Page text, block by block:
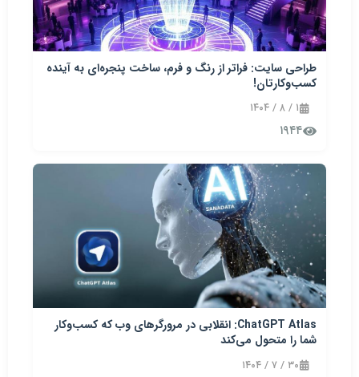
طراحی سایت: فراتر از رنگ و فرم، ساخت پنجره‌ای به آینده
کسب‌وکارتان!
۱ / ۸ / ۱۴۰۴
۱۹۴۴
ChatGPT Atlas: انقلابی در مرورگرهای وب که کسب‌وکار
شما را متحول می‌کند
۳۰ / ۷ / ۱۴۰۴